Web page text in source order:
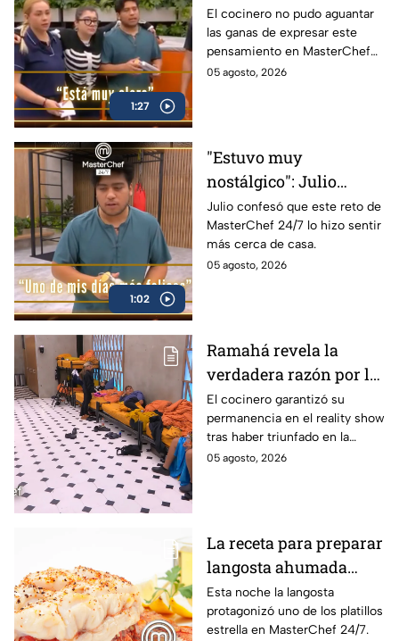
1:27
fuerte confesión en
MasterChef 24/7
(VIDEO)
El cocinero no pudo aguantar
las ganas de expresar este
pensamiento en MasterChef
24/7.
05 agosto, 2026
1:02
"Estuvo muy
nostálgico": Julio
cuenta su experiencia
luego de cocinar carne
asada en MasterChef
24/7 (VIDEO)
Julio confesó que este reto de
MasterChef 24/7 lo hizo sentir
más cerca de casa.
05 agosto, 2026
Ramahá revela la
verdadera razón por la
que subió a Daniela al
balcón de MasterChef
24/7
El cocinero garantizó su
permanencia en el reality show
tras haber triunfado en la
pasada batalla por equipos
05 agosto, 2026
La receta para preparar
langosta ahumada
como en MasterChef
24/7
Esta noche la langosta
protagonizó uno de los platillos
estrella en MasterChef 24/7.